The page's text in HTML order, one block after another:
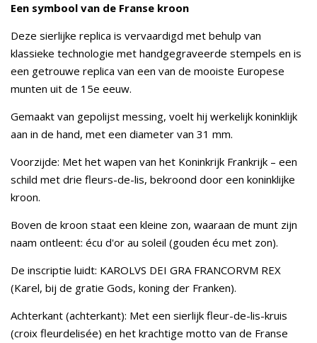
Een symbool van de Franse kroon
Deze sierlijke replica is vervaardigd met behulp van
klassieke technologie met handgegraveerde stempels en is
een getrouwe replica van een van de mooiste Europese
munten uit de 15e eeuw.
Gemaakt van gepolijst messing, voelt hij werkelijk koninklijk
aan in de hand, met een diameter van 31 mm.
Voorzijde: Met het wapen van het Koninkrijk Frankrijk – een
schild met drie fleurs-de-lis, bekroond door een koninklijke
kroon.
Boven de kroon staat een kleine zon, waaraan de munt zijn
naam ontleent: écu d'or au soleil (gouden écu met zon).
De inscriptie luidt: KAROLVS DEI GRA FRANCORVM REX
(Karel, bij de gratie Gods, koning der Franken).
Achterkant (achterkant): Met een sierlijk fleur-de-lis-kruis
(croix fleurdelisée) en het krachtige motto van de Franse